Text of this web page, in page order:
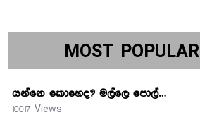
MOST POPULAR
යන්නෙ කොහෙද? මල්ලෙ පොල්…
10017 Views